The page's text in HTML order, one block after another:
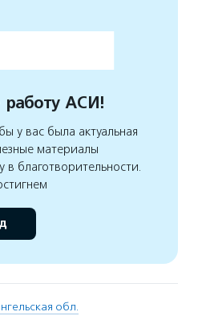
АСИ!
у вас была актуальная
материалы
благотворительности.
обл.